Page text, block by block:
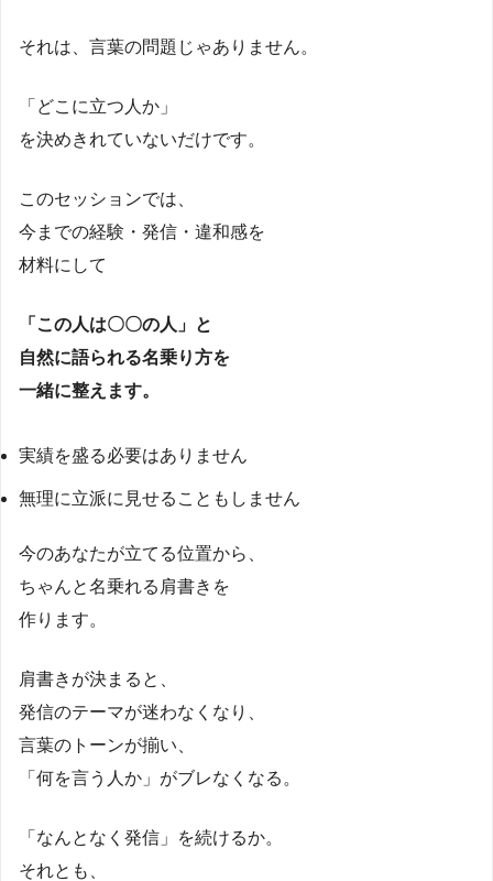
それは、言葉の問題じゃありません。
「どこに立つ人か」
を決めきれていないだけです。
このセッションでは、
今までの経験・発信・違和感を
材料にして
「この人は〇〇の人」と
自然に語られる名乗り方を
一緒に整えます。
実績を盛る必要はありません
無理に立派に見せることもしません
今のあなたが立てる位置から、
ちゃんと名乗れる肩書きを
作ります。
肩書きが決まると、
発信のテーマが迷わなくなり、
言葉のトーンが揃い、
「何を言う人か」がブレなくなる。
「なんとなく発信」を続けるか。
それとも、